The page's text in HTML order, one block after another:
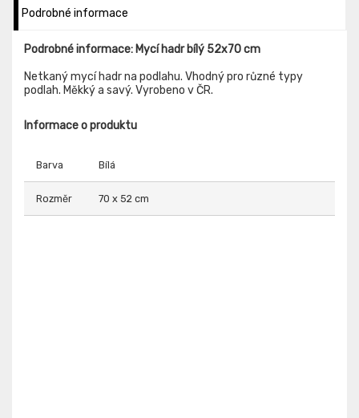
Podrobné informace
Podrobné informace: Mycí hadr bílý 52x70 cm
Netkaný mycí hadr na podlahu. Vhodný pro různé typy
podlah. Měkký a savý. Vyrobeno v ČR.
Informace o produktu
Barva Bílá
Rozměr 70 x 52 cm